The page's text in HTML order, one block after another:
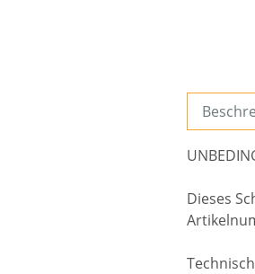
Dieses